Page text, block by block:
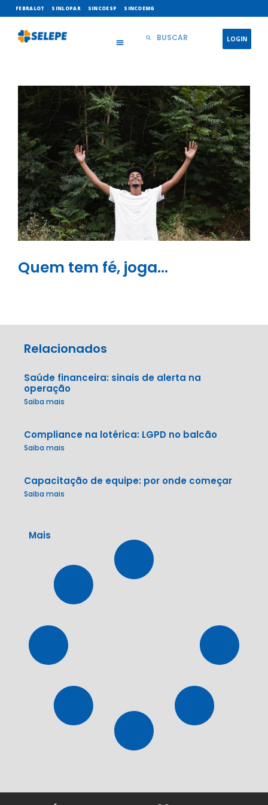
FEBRALOT SINLOPAR SINCOESP SINCOEMG
LOGIN
Quem tem fé, joga…
Relacionados
Saúde financeira: sinais de alerta na
operação
Saiba mais
Compliance na lotérica: LGPD no balcão
Saiba mais
Capacitação de equipe: por onde começar
Saiba mais
Mais